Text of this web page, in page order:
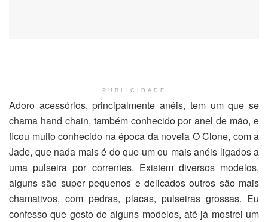
PUBLICIDADE
Adoro acessórios, principalmente anéis, tem um que se
chama hand chain, também conhecido por anel de mão, e
ficou muito conhecido na época da novela O Clone, com a
Jade, que nada mais é do que um ou mais anéis ligados a
uma pulseira por correntes. Existem diversos modelos,
alguns são super pequenos e delicados outros são mais
chamativos, com pedras, placas, pulseiras grossas. Eu
confesso que gosto de alguns modelos, até já mostrei um